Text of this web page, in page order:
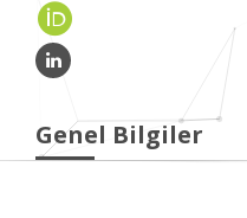
Genel Bilgiler